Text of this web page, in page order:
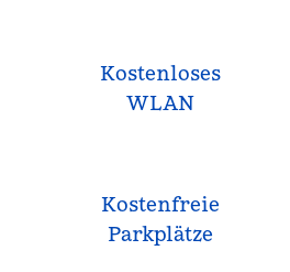
Kostenloses
WLAN
Kostenfreie
Parkplätze